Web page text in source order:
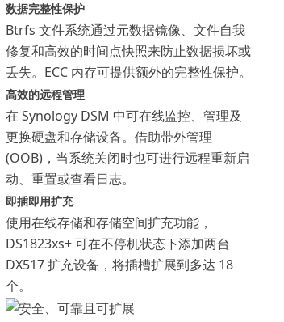
数据完整性保护
Btrfs 文件系统通过元数据镜像、文件自我
修复和高效的时间点快照来防止数据损坏或
丢失。ECC 内存可提供额外的完整性保护。
高效的远程管理
在 Synology DSM 中可在线监控、管理及
更换硬盘和存储设备。借助带外管理
(OOB)，当系统关闭时也可进行远程重新启
动、重置或查看日志。
即插即用扩充
使用在线存储和存储空间扩充功能，
DS1823xs+ 可在不停机状态下添加两台
DX517 扩充设备，将插槽扩展到多达 18
个。